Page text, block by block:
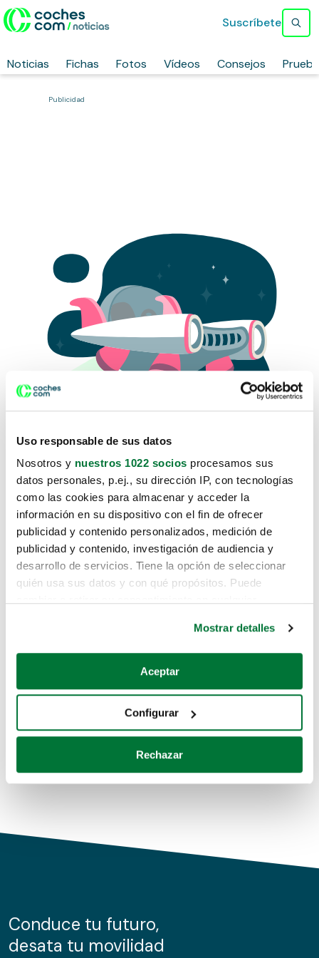
Uso responsable de sus datos
Nosotros y nuestros 1022 socios procesamos sus
datos personales, p.ej., su dirección IP, con tecnologías
como las cookies para almacenar y acceder la
información en su dispositivo con el fin de ofrecer
publicidad y contenido personalizados, medición de
publicidad y contenido, investigación de audiencia y
desarrollo de servicios. Tiene la opción de seleccionar
quién usa sus datos y con qué propósitos. Puede
Si lo permite, también quisiéramos:
Recopilar información sobre su ubicación geográfica
Identificar su dispositivo analizándolo activamente
para buscar características específicas (huellas
Obtenga más información sobre cómo se procesan sus
de cookies.
información sobre el uso que haga del sitio web con
nuestros partners de redes sociales, publicidad y análisis
Mostrar detalles
Aceptar
Configurar
Rechazar
Noticias Fichas Fotos Vídeos Consejos
Suscríbete
Publicidad
Lo sentimos, no sabemos como
te hemos traido hasta aquí.
Pero puedes encontrar el coche que estás
buscando en alguno de estos enlaces:
Coches de segunda mano
Coches de km0
Conduce tu futuro,
desata tu movilidad